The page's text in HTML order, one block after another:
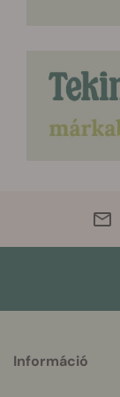
helpful
Információ